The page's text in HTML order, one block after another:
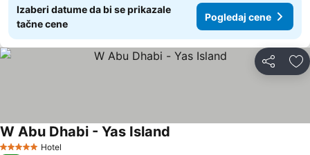
Izaberi datume da bi se prikazale
tačne cene
Pogledaj cene
Deli
5 ZvezdiceHotel
W Abu Dhabi - Yas Island